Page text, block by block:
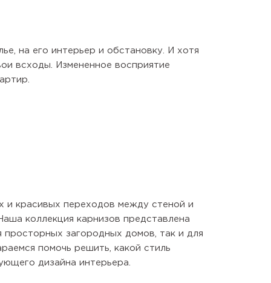
на его интерьер и обстановку. И хотя
всходы. Измененное восприятие
и красивых переходов между стеной и
коллекция карнизов представлена
загородных домов, так и для
помочь решить, какой стиль
дизайна интерьера.